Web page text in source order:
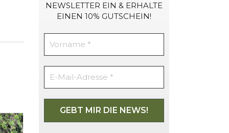
NEWSLETTER EIN & ERHALTE
EINEN 10% GUTSCHEIN!